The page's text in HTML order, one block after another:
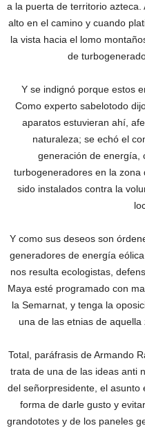
a la puerta de territorio
alto en el camino y cuando
la vista hacia el lomo
de
Y se indignó porque estos
Como experto sabelotodo
aparatos estuvieran ahí,
naturaleza; se echó el
generación de energía,
turbogeneradores en la zona
sido instalados contra la
Y como sus deseos son
generadores de energía
nos resulta ecologistas,
Maya esté programado con
la Semarnat, y tenga la
una de las etnias de aquella
Total, paráfrasis de Armando
trata de una de las ideas anti
del señorpresidente, el
forma de darle gusto y
grandototes y de los paneles